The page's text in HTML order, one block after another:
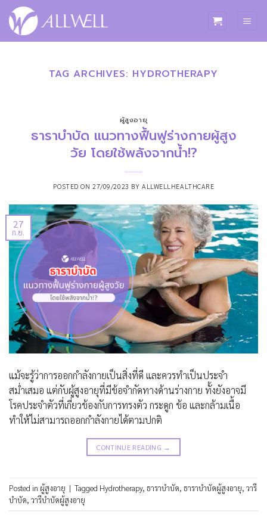
ข้าม
ไป
TAG ARCHIVES: HYDROTHERAPY
ผู้สูงอายุ
ธาราบำบัด แนวทางฟื้นฟูร่างกายผู้สูง
วัย โดยใช้พลังจากน้ำ!?
POSTED ON27/09/2023 BY ALLWELLHEALTHCARE
27
ก.ย.
แม้จะรู้ว่าการออกกำลังกายเป็นสิ่งที่ดี และควรทำเป็นประจำ
สม่ำเสมอ แต่กับผู้สูงอายุที่มีข้อจำกัดทางด้านร่างกาย ทั้งยังอาจมี
โรคประจำตัวที่เกี่ยวข้องกับการทรงตัว กระดูก ข้อ และกล้ามเนื้อ
ทำให้ไม่สามารถออกกำลังกายได้ตามปกติ
CONTINUE READING →
Posted in ผู้สูงอายุ | Tagged Hydrotherapy, ธาราบำบัด, ธาราบำบัดผู้สูงอายุ, วารี
บำบัด, วารีบำบัดผู้สูงอายุ